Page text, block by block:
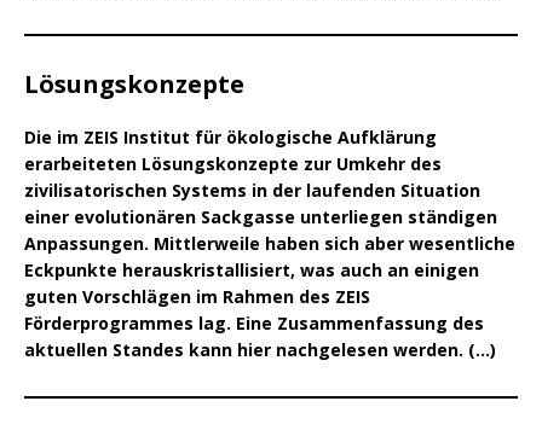
Lösungskonzepte
Die im ZEIS Institut für ökologische Aufklärung
erarbeiteten Lösungskonzepte zur Umkehr des
zivilisatorischen Systems in der laufenden Situation
einer evolutionären Sackgasse unterliegen ständigen
Anpassungen. Mittlerweile haben sich aber wesentliche
Eckpunkte herauskristallisiert, was auch an einigen
guten Vorschlägen im Rahmen des ZEIS
Förderprogrammes lag. Eine Zusammenfassung des
aktuellen Standes kann hier nachgelesen werden. (…)